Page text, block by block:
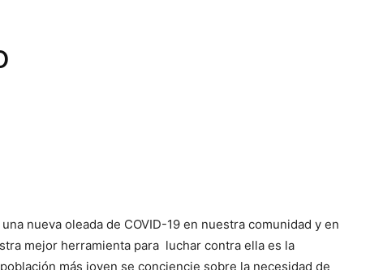
nueva oleada de COVID-19 en nuestra comunidad y en
mejor herramienta para luchar contra ella es la
más joven se conciencie sobre la necesidad de